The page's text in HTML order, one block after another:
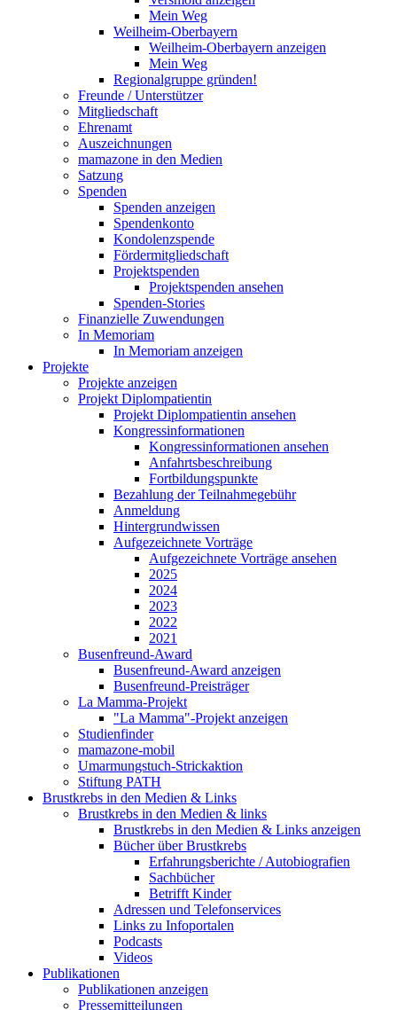
Mein Weg
Weilheim-Oberbayern
Weilheim-Oberbayern anzeigen
Mein Weg
Regionalgruppe gründen!
Freunde / Unterstützer
Mitgliedschaft
Ehrenamt
Auszeichnungen
mamazone in den Medien
Satzung
Spenden
Spenden anzeigen
Spendenkonto
Kondolenzspende
Fördermitgliedschaft
Projektspenden
Projektspenden ansehen
Spenden-Stories
Finanzielle Zuwendungen
In Memoriam
In Memoriam anzeigen
Projekte
Projekte anzeigen
Projekt Diplompatientin
Projekt Diplompatientin ansehen
Kongressinformationen
Kongressinformationen ansehen
Anfahrtsbeschreibung
Fortbildungspunkte
Bezahlung der Teilnahmegebühr
Anmeldung
Hintergrundwissen
Aufgezeichnete Vorträge
Aufgezeichnete Vorträge ansehen
2025
2024
2023
2022
2021
Busenfreund-Award
Busenfreund-Award anzeigen
Busenfreund-Preisträger
La Mamma-Projekt
"La Mamma"-Projekt anzeigen
Studienfinder
mamazone-mobil
Umarmungstuch-Strickaktion
Stiftung PATH
Brustkrebs in den Medien & Links
Brustkrebs in den Medien & links
Brustkrebs in den Medien & Links anzeigen
Bücher über Brustkrebs
Erfahrungsberichte / Autobiografien
Sachbücher
Betrifft Kinder
Adressen und Telefonservices
Links zu Infoportalen
Podcasts
Videos
Publikationen
Publikationen anzeigen
Pressemitteilungen